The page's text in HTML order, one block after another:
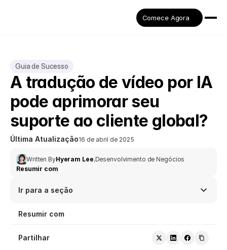
Comece Agora
Guia de Sucesso
A tradução de vídeo por IA
pode aprimorar seu
suporte ao cliente global?
Última Atualização16 de abril de 2025
Written ByHyeram Lee,Desenvolvimento de Negócios
Resumir com
Ir para a seção
Resumir com
Partilhar